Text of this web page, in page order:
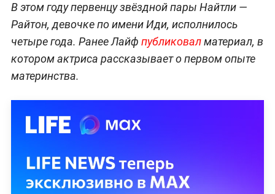
В этом году первенцу звёздной пары Найтли —
Райтон, девочке по имени Иди, исполнилось
четыре года. Ранее Лайф публиковалматериал, в
котором актриса рассказывает о первом опыте
материнства.